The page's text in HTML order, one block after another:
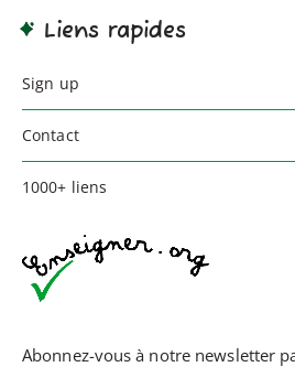
Liens rapides
Sign up
Contact
1000+ liens
Abonnez-vous à notre newsletter